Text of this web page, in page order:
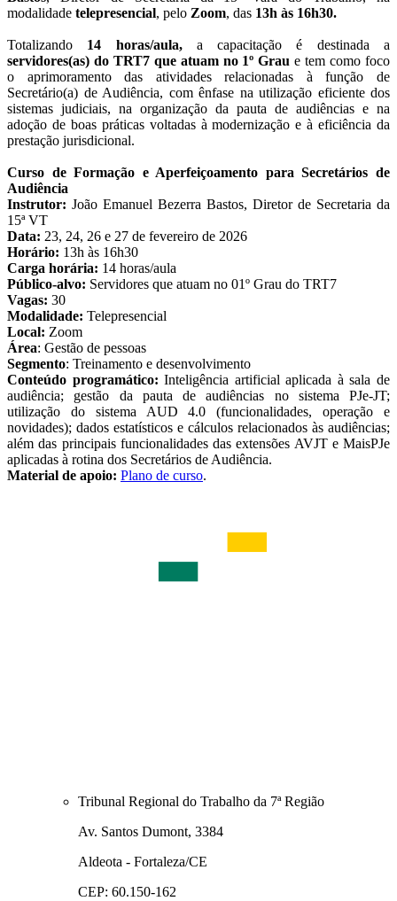
modalidade telepresencial, pelo Zoom, das 13h às 16h30.
Totalizando 14 horas/aula, a capacitação é destinada a
servidores(as) do TRT7 que atuam no 1º Grau e tem como foco
o aprimoramento das atividades relacionadas à função de
Secretário(a) de Audiência, com ênfase na utilização eficiente dos
sistemas judiciais, na organização da pauta de audiências e na
adoção de boas práticas voltadas à modernização e à eficiência da
prestação jurisdicional.
Curso de Formação e Aperfeiçoamento para Secretários de
Audiência
Instrutor: João Emanuel Bezerra Bastos, Diretor de Secretaria da
15ª VT
Data: 23, 24, 26 e 27 de fevereiro de 2026
Horário: 13h às 16h30
Carga horária: 14 horas/aula
Público-alvo: Servidores que atuam no 01º Grau do TRT7
Vagas: 30
Modalidade: Telepresencial
Local: Zoom
Área: Gestão de pessoas
Segmento: Treinamento e desenvolvimento
Conteúdo programático:Inteligência artificial aplicada à sala de
audiência; gestão da pauta de audiências no sistema PJe-JT;
utilização do sistema AUD 4.0 (funcionalidades, operação e
novidades); dados estatísticos e cálculos relacionados às audiências;
além das principais funcionalidades das extensões AVJT e MaisPJe
aplicadas à rotina dos Secretários de Audiência.
Material de apoio: Plano de curso.
Tribunal Regional do Trabalho da 7ª Região
Av. Santos Dumont, 3384
Aldeota - Fortaleza/CE
CEP: 60.150-162